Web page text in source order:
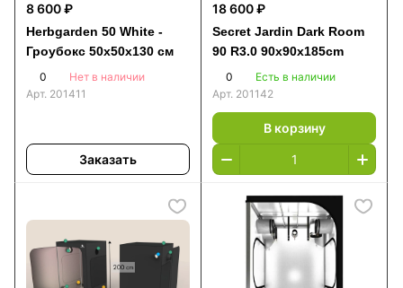
8 600 ₽
Herbgarden 50 White -
Гроубокс 50x50x130 см
0
Нет в наличии
Арт. 201411
Заказать
18 600 ₽
Secret Jardin Dark Room
90 R3.0 90x90x185cm
0
Есть в наличии
Арт. 201142
В корзину